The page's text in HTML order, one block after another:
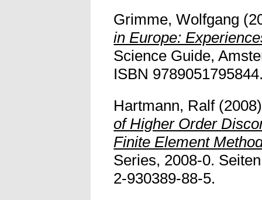
Grimme, Wolfgang
in Europe:
Science Guide,
ISBN
Hartmann, Ralf
of Higher Order
Finite Element
Series, 2008-0.
2-930389-88-5.